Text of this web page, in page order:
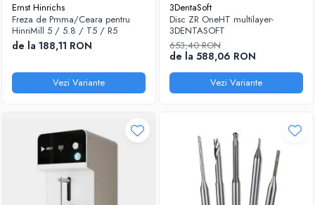
Ernst Hinrichs
Freza de Pmma/Ceara pentru
HinriMill 5 / 5.8 / T5 / R5
de la 188,11 RON
Vezi Variante
3DentaSoft
Disc ZR OneHT multilayer-
3DENTASOFT
653,40 RON
de la 588,06 RON
Vezi Variante